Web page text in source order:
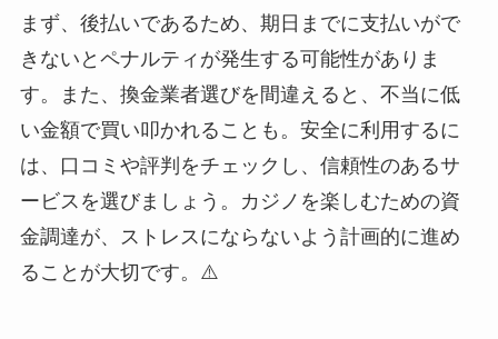
まず、後払いであるため、期日までに支払いがで
きないとペナルティが発生する可能性がありま
す。また、換金業者選びを間違えると、不当に低
い金額で買い叩かれることも。安全に利用するに
は、口コミや評判をチェックし、信頼性のあるサ
ービスを選びましょう。カジノを楽しむための資
金調達が、ストレスにならないよう計画的に進め
ることが大切です。⚠️